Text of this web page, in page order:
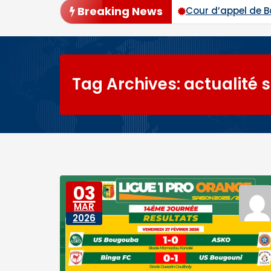
Breaking News
tour avec plus de 94 % des voix Cour d’appel de
Tag Archives: actualité
03
MAR
2026